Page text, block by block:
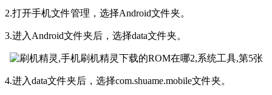
2.打开手机文件管理，选择Android文件夹。
3.进入Android文件夹后，选择data文件夹。
4.进入data文件夹后，选择com.shuame.mobile文件夹。